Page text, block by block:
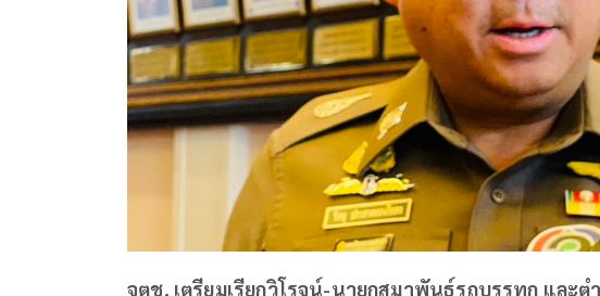
จตช. เตรียมเรียกวิโรจน์-นายกสมาพันธ์รถบรรทุก และต